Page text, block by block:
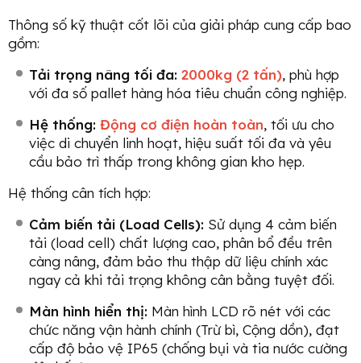
Thông số kỹ thuật cốt lõi của giải pháp cung cấp bao
gồm:
Tải trọng nâng tối đa: 2000kg (2 tấn), phù hợp
với đa số pallet hàng hóa tiêu chuẩn công nghiệp.
Hệ thống: Động cơ điện hoàn toàn, tối ưu cho
việc di chuyển linh hoạt, hiệu suất tối đa và yêu
cầu bảo trì thấp trong không gian kho hẹp.
Hệ thống cân tích hợp:
Cảm biến tải (Load Cells): Sử dụng 4 cảm biến
tải (load cell) chất lượng cao, phân bổ đều trên
càng nâng, đảm bảo thu thập dữ liệu chính xác
ngay cả khi tải trọng không cân bằng tuyệt đối.
Màn hình hiển thị: Màn hình LCD rõ nét với các
chức năng vận hành chính (Trừ bì, Cộng dồn), đạt
cấp độ bảo vệ IP65 (chống bụi và tia nước cường